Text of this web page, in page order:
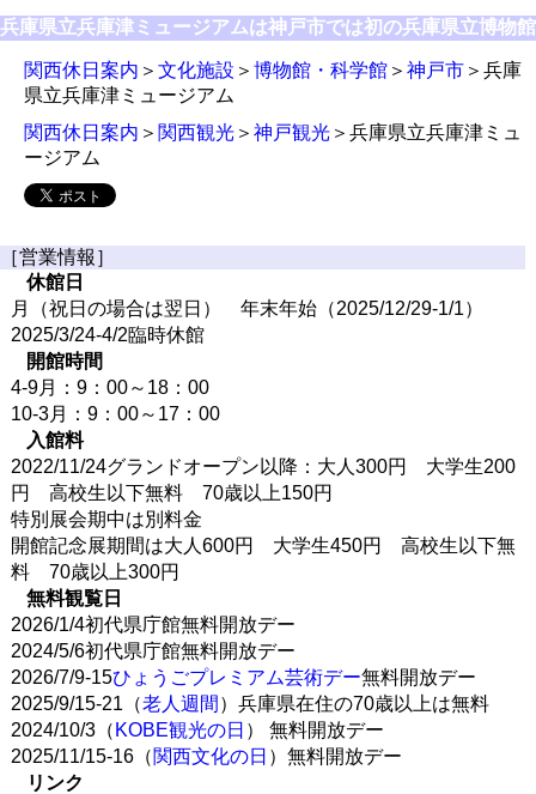
兵庫県立兵庫津ミュージアムは神戸市では初の兵庫県立博物館
関西休日案内 ＞ 文化施設 ＞ 博物館・科学館 ＞ 神戸市 ＞兵庫
県立兵庫津ミュージアム
関西休日案内 ＞ 関西観光 ＞ 神戸観光 ＞兵庫県立兵庫津ミュ
ージアム
［営業情報］
休館日
月（祝日の場合は翌日） 年末年始（2025/12/29-1/1）
2025/3/24-4/2臨時休館
開館時間
4-9月：9：00～18：00
10-3月：9：00～17：00
入館料
2022/11/24グランドオープン以降：大人300円 大学生200
円 高校生以下無料 70歳以上150円
特別展会期中は別料金
開館記念展期間は大人600円 大学生450円 高校生以下無
料 70歳以上300円
無料観覧日
2026/1/4初代県庁館無料開放デー
2024/5/6初代県庁館無料開放デー
2026/7/9-15ひょうごプレミアム芸術デー無料開放デー
2025/9/15-21（老人週間 ）兵庫県在住の70歳以上は無料
2024/10/3（ KOBE観光の日 ） 無料開放デー
2025/11/15-16（関西文化の日 ）無料開放デー
リンク